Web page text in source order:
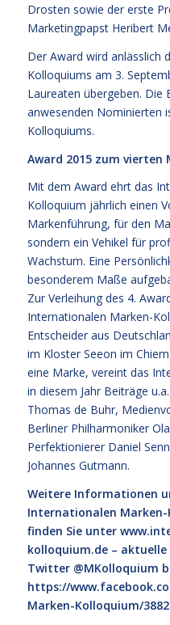
Drosten sowie der erste
Marketingpapst Heribert
Der Award wird anlässlich
Kolloquiums am 3.
Laureaten übergeben. Die
anwesenden Nominierten
Kolloquiums.
Award 2015 zum vierten
Mit dem Award ehrt das
Kolloquium jährlich einen
Markenführung, für den
sondern ein Vehikel für
Wachstum. Eine
besonderem Maße
Zur Verleihung des 4.
Internationalen Marken-
Entscheider aus
im Kloster Seeon im
eine Marke, vereint das
in diesem Jahr Beiträge
Thomas de Buhr,
Berliner Philharmoniker
Perfektionierer Daniel
Johannes Gutmann.
Weitere Informationen
Internationalen
finden Sie unter
kolloquium.de– aktuelle
Twitter @MKolloquium
https://
Marken-Kolloquium/